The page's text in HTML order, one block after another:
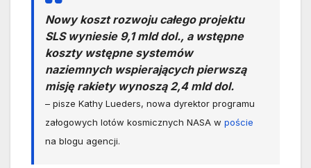
Nowy koszt rozwoju całego projektu
SLS wyniesie 9,1 mld dol., a wstępne
koszty wstępne systemów
naziemnych wspierających pierwszą
misję rakiety wynoszą 2,4 mld dol.
– pisze Kathy Lueders, nowa dyrektor programu
załogowych lotów kosmicznych NASA w poście
na blogu agencji.